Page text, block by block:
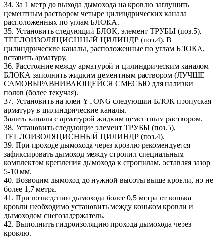
34. За 1 метр до выхода дымохода на кровлю заглушить
цементным раствором четыре цилиндрических канала
расположенных по углам БЛОКА.
35. Установить следующий БЛОК, элемент ТРУБЫ (поз.5),
ТЕПЛОИЗОЛЯЦИОННЫЙ ЦИЛИНДР (поз.4). В
цилиндрические каналы, расположенные по углам БЛОКА,
вставить арматуру.
36. Расстояние между арматурой и цилиндрическим каналом
БЛОКА заполнить жидким цементным раствором (ЛУЧШЕ
САМОВЫРАВНИВАЮЩЕЙСЯ СМЕСЬЮ для наливки
полов (более текучая).
37. Установить на клей YTONG следующий БЛОК пропуская
арматуру в цилиндрические каналы.
Залить каналы с арматурой жидким цементным раствором.
38. Установить следующие элемент ТРУБЫ (поз.5),
ТЕПЛОИЗОЛЯЦИОННЫЙ ЦИЛИНДР (поз.4).
39. При проходе дымохода через кровлю рекомендуется
зафиксировать дымоход между стропил специальным
комплектом крепления дымохода к стропилам, оставляя зазор
5-10 мм.
40. Возводим дымоход до нужной высоты выше кровли, но не
более 1,7 метра.
41. При возведении дымохода более 0,5 метра от конька
кровли необходимо установить между коньком кровли и
дымоходом снегозадержатель.
42. Выполнить гидроизоляцию прохода дымохода через
кровлю.